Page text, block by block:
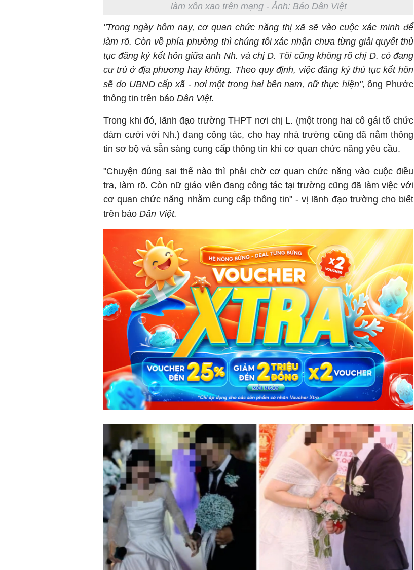
làm xôn xao trên mạng - Ảnh: Báo Dân Việt
"Trong ngày hôm nay, cơ quan chức năng thị xã sẽ vào cuộc xác minh để
làm rõ. Còn về phía phường thì chúng tôi xác nhận chưa từng giải quyết thủ
tụcđăng ký kết hôngiữa anh Nh. và chị D. Tôi cũng không rõ chị D. có đang
cư trú ở địa phương hay không. Theo quy định, việc đăng ký thủ tục kết hôn
sẽ do UBND cấp xã - nơi một trong hai bên nam, nữ thực hiện", ông Phước
thông tin trên báo Dân Việt.
Trong khi đó, lãnh đạo trường THPT nơi chị L. (một trong hai cô gái tổ chức
đám cưới với Nh.) đang công tác, cho hay nhà trường cũng đã nắm thông
tin sơ bộ và sẵn sàng cung cấp thông tin khi cơ quan chức năng yêu cầu.
"Chuyện đúng sai thế nào thì phải chờ cơ quan chức năng vào cuộc điều
tra, làm rõ. Còn nữ giáo viên đang công tác tại trường cũng đã làm việc với
cơ quan chức năng nhằm cung cấp thông tin" - vị lãnh đạo trường cho biết
trên báo Dân Việt.